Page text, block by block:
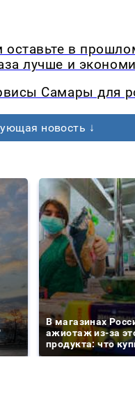
в
лучше и
Самары для
новость ↓
В магазинах
ажиотаж из-за
продукта: что